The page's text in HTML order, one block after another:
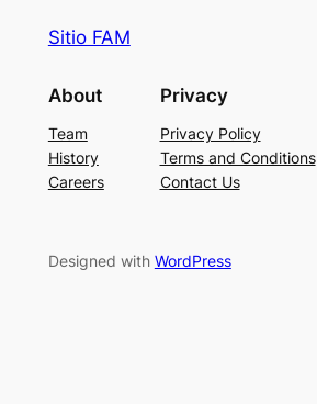
Sitio FAM
About
Team
History
Careers
Privacy
Privacy Policy
Terms and Conditions
Contact Us
Designed with WordPress